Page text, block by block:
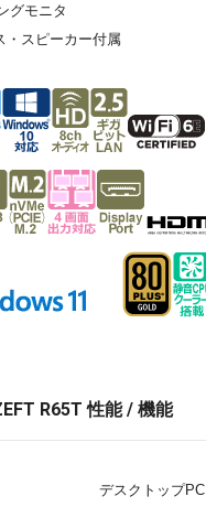
グモニタ
・スピーカー付属
R65T 性能 / 機能
デスクトップPC